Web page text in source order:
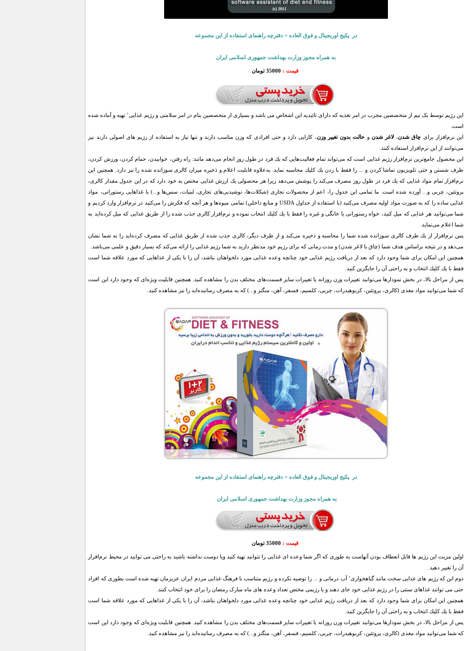
در پکیج اوریجینال و فوق العاده + دفترچه راهنمای استفاده از این مجموعه
به همراه مجوز وزارت بهداشت جمهوری اسلامی ایران
قیمت : 35000 تومان
این رژیم توسط یک تیم از متخصصین مجرب در امر تغذیه که دارای تائیدیه این اشخاص می باشد و بسیاری از متخصصین بنام در امر سلامتی و رژیم غذایی٬ تهیه و آماده شده
است.
این نرم‌افزار برای چاق شدن،لاغر شدن و حالت بدون تغییر وزن، کارایی دارد و حتی افرادی که وزن مناسب دارند و تنها نیاز به استفاده از رژیم های اصولی دارند نیز
می‌توانند از این نرم‌افزار استفاده کنند.
اين محصول جامع‌ترين نرم‌افزار رژيم غذايی است كه می‌تواند تمام فعاليت‌هايی كه يك فرد در طول روز انجام می‌دهد مانند: راه رفتن، خوابيدن، حمام كردن، ورزش كردن،
ظرف شستن و حتی تلويزيون تماشا كردن و ... را فقط با زدن يك كليك محاسبه نمايد. به‌علاوه قابليت اعلام و ذخيره ميزان كالری سوزانده شده را نيز دارد. همچنين اين
نرم‌افزار تمام مواد غذايی كه يك فرد در طول روز مصرف می‌كند را پوشش می‌دهد زيرا هر محصولی يك ارزش غذايی مختص به خود دارد كه در اين جدول مقدار كالری،
پروتئين، چربی و... آورده شده است. ما تمامی اين جدول را، اعم از محصولات تجاری (شكلات‌ها، نوشيدنی‌های تجاری، لبنيات، سس‌ها و...) يا غذاهايی رستورانی، مواد
غذايی ساده را كه به صورت مواد اوليه مصرف می‌كنيد (با استفاده از جداول USDA و منابع داخلي) تمامی ميوه‌ها و هر آنچه كه فكرش را می‌كنيد در نرم‌افزار وارد كرديم و
شما می‌توانيد هر غذايی كه ميل كنيد، خواه رستورانی يا خانگی و غيره را فقط با يك كليك انتخاب نموده و نرم‌افزار كالری جذب شده را از طريق غذايی كه ميل كرده‌ايد به
شما اعلام می‌نمايد.
پس نرم‌افزار از يك طرف كالری سوزانده شده شما را محاسبه و ذخيره می‌كند و از طرف ديگر، كالری جذب شده از طريق غذايی كه مصرف كرده‌ايد را به شما نشان
می‌دهد و در نتيجه براساس هدف شما (چاق يا لاغر شدن) و مدت زمانی كه برای رژيم خود مدنظر داريد به شما رژيم غذايی را ارائه می‌كند كه بسيار دقيق و علمی می‌باشد.
همچنين اين امكان برای شما وجود دارد كه بعد از دريافت رژيم غذايی خود چنانچه وعده غذايی مورد دلخواهتان نباشد، آن را با يكی از غذاهايی كه مورد علاقه شما است
فقط با يك كليك انتخاب و به راحتی آن را جايگزين كنيد.
پس از مراحل بالا، در بخش نمودارها می‌توانيد تغييرات وزن روزانه يا تغييرات سایز قسمت‌های مختلف بدن را مشاهده كنيد. همچنين قابليت ويژه‌ای كه وجود دارد اين است
كه شما می‌توانيد مواد مغذی (كالری، پروتئين، كربوهيدرات‌، چربی، كلسيم، فسفر، آهن، منگنز و...) كه به مصرف رسانيده‌ايد را نيز مشاهده كنيد.
در پکیج اوریجینال و فوق العاده + دفترچه راهنمای استفاده از این مجموعه
به همراه مجوز وزارت بهداشت جمهوری اسلامی ایران
قیمت : 35000 تومان
اولین مزیت این رژیم ها قابل انعطاف بودن آنهاست به طوری که اگر شما وعده ای غذایی را نتوانید تهیه کنید ویا دوست نداشته باشید به راحتی می توانید در محیط نرم‌افزار
آن را تغییر دهید.
دوم این که رژیم های غذایی سخت مانند گیاهخواری٬ آب درمانی و ... را توصیه نکرده و رژیم متناسب با فرهنگ غذایی مردم ایران عزیزمان تهیه شده است بطوری که افراد
حتی می توانند غذاهای سنتی را در رژیم غذایی خود جای دهند و یا رژیمی مختص تعداد وعده های ماه مبارک رمضان را برای خود انتخاب کنند.
همچنين اين امكان برای شما وجود دارد كه بعد از دريافت رژيم غذايی خود چنانچه وعده غذايی مورد دلخواهتان نباشد، آن را با يكی از غذاهايی كه مورد علاقه شما است
فقط با يك كليك انتخاب و به راحتی آن را جايگزين كنيد.
پس از مراحل بالا، در بخش نمودارها می‌توانيد تغييرات وزن روزانه يا تغييرات سایز قسمت‌های مختلف بدن را مشاهده كنيد. همچنين قابليت ويژه‌ای كه وجود دارد اين است
كه شما می‌توانيد مواد مغذی (كالری، پروتئين، كربوهيدرات‌، چربی، كلسيم، فسفر، آهن، منگنز و...) كه به مصرف رسانيده‌ايد را نيز مشاهده كنيد.